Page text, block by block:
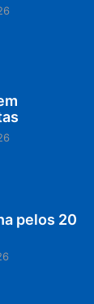
pelos 20